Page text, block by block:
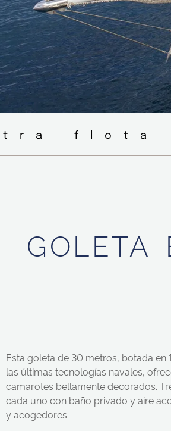
GOLETA
Esta goleta de 30 metros, botada
las últimas tecnologías navales,
camarotes bellamente decorados.
cada uno con baño privado y aire
y acogedores.